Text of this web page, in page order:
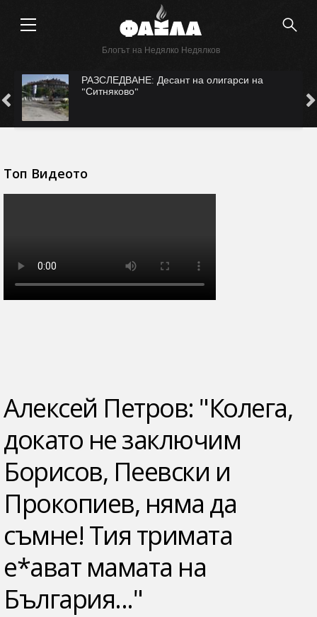
Блогът на Недялко Недялков
РАЗСЛЕДВАНЕ: Десант на олигарси на
"Ситняково"
Топ Видеото
Алексей Петров: "Колега,
докато не заключим
Борисов, Пеевски и
Прокопиев, няма да
съмне! Тия тримата
е*ават мамата на
България..."